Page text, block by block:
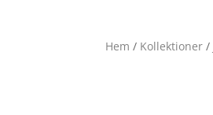
Hem / Kollektioner /